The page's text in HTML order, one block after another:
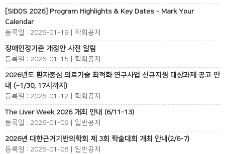
[SIDDS 2026] Program Highlights & Key Dates - Mark Your
Calendar
등록일 : 2026-01-19 | 학회공지
장애인정기준 개정안 사전 알림
등록일 : 2026-01-15 | 학회공지
2026년도 환자중심 의료기술 최적화 연구사업 신규지원 대상과제 공고 안
내 (~1/30, 17시까지)
등록일 : 2026-01-12 | 학회공지
The Liver Week 2026 개최 안내 (6/11-13)
등록일 : 2026-01-09 | 일반공지
2026년 대한근거기반의학회 제 3회 학술대회 개최 안내(2/6-7)
등록일 : 2026-01-08 | 일반공지